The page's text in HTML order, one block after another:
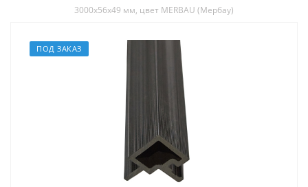
3000х56х49 мм, цвет MERBAU (Мербау)
ПОД ЗАКАЗ